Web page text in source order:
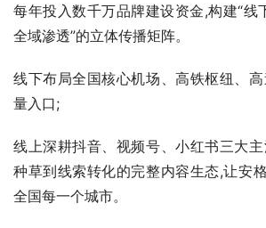
每年投入数千万品牌建设资金,构建“线
全域渗透”的立体传播矩阵。
线下布局全国核心机场、高铁枢纽、
量入口;
线上深耕抖音、视频号、小红书三大
种草到线索转化的完整内容生态,让安
全国每一个城市。